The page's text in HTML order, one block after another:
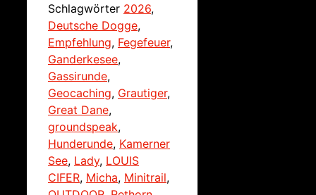
Schlagwörter 2026,
Deutsche Dogge,
Empfehlung, Fegefeuer,
Ganderkesee,
Gassirunde,
Geocaching, Grautiger,
Great Dane,
groundspeak,
Hunderunde, Kamerner
See, Lady, LOUIS
CIFER, Micha, Minitrail,